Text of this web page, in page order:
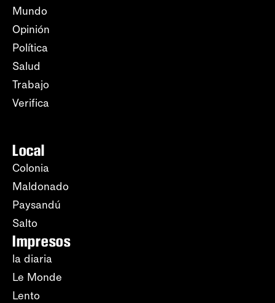
Mundo
Opinión
Política
Salud
Trabajo
Verifica
Local
Colonia
Maldonado
Paysandú
Salto
Impresos
la diaria
Le Monde
Lento